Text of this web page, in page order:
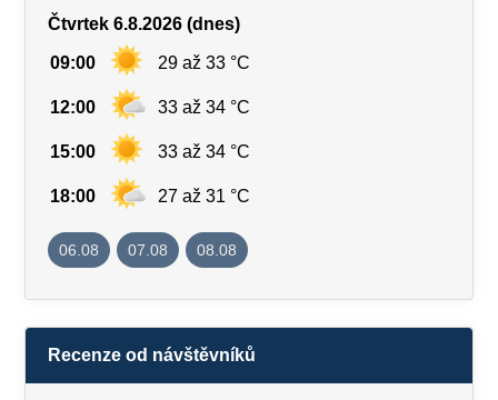
Čtvrtek 6.8.2026 (dnes)
09:00 29 až 33 °C
12:00 33 až 34 °C
15:00 33 až 34 °C
18:00 27 až 31 °C
06.08 07.08 08.08
Recenze od návštěvníků